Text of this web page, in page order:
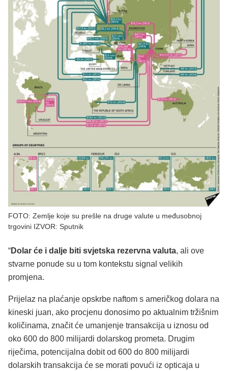
FOTO: Zemlje koje su prešle na druge valute u međusobnoj
trgovini IZVOR: Sputnik
“Dolar će i dalje biti svjetska rezervna valuta, ali ove
stvarne ponude su u tom kontekstu signal velikih
promjena.
Prijelaz na plaćanje opskrbe naftom s američkog dolara na
kineski juan, ako procjenu donosimo po aktualnim tržišnim
količinama, značit će umanjenje transakcija u iznosu od
oko 600 do 800 milijardi dolarskog prometa. Drugim
riječima, potencijalna dobit od 600 do 800 milijardi
dolarskih transakcija će se morati povući iz opticaja u